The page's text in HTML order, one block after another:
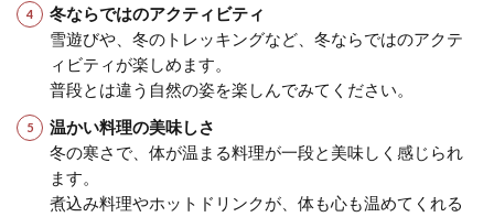
冬ならではのアクティビティ
雪遊びや、冬のトレッキングなど、冬ならではのアクテ
ィビティが楽しめます。
普段とは違う自然の姿を楽しんでみてください。
温かい料理の美味しさ
冬の寒さで、体が温まる料理が一段と美味しく感じられ
ます。
煮込み料理やホットドリンクが、体も心も温めてくれる